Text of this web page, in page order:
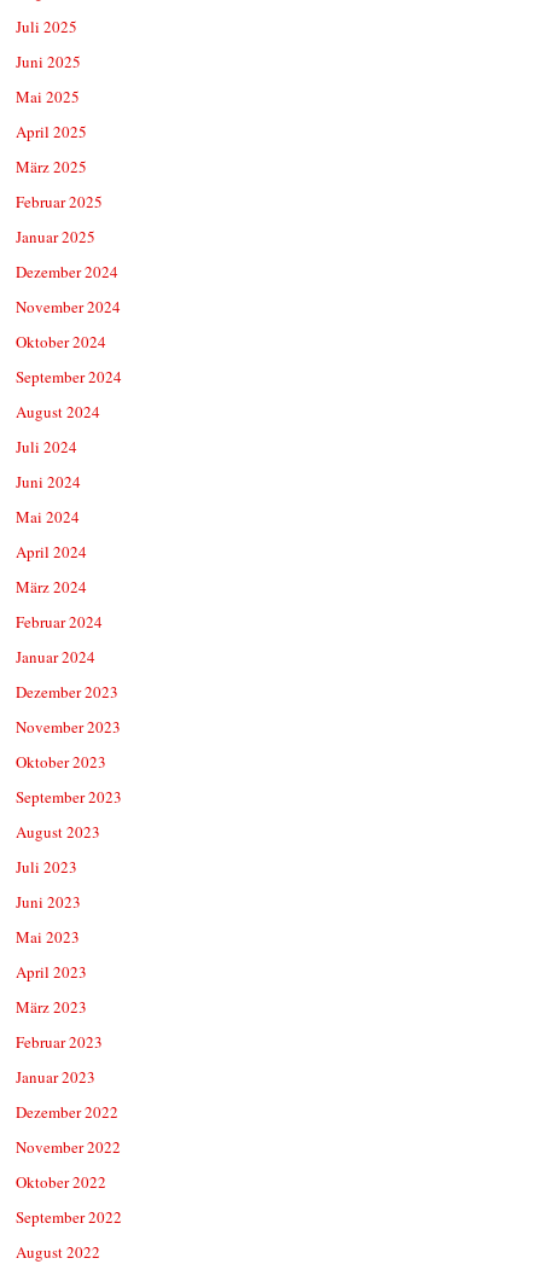
Juli 2025
Juni 2025
Mai 2025
April 2025
März 2025
Februar 2025
Januar 2025
Dezember 2024
November 2024
Oktober 2024
September 2024
August 2024
Juli 2024
Juni 2024
Mai 2024
April 2024
März 2024
Februar 2024
Januar 2024
Dezember 2023
November 2023
Oktober 2023
September 2023
August 2023
Juli 2023
Juni 2023
Mai 2023
April 2023
März 2023
Februar 2023
Januar 2023
Dezember 2022
November 2022
Oktober 2022
September 2022
August 2022